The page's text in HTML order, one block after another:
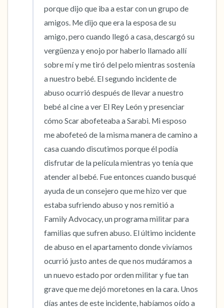
porque dijo que iba a estar con un grupo de
amigos. Me dijo que era la esposa de su
amigo, pero cuando llegó a casa, descargó su
vergüenza y enojo por haberlo llamado allí
sobre mí y me tiró del pelo mientras sostenía
a nuestro bebé. El segundo incidente de
abuso ocurrió después de llevar a nuestro
bebé al cine a ver El Rey León y presenciar
cómo Scar abofeteaba a Sarabi. Mi esposo
me abofeteó de la misma manera de camino a
casa cuando discutimos porque él podía
disfrutar de la película mientras yo tenía que
atender al bebé. Fue entonces cuando busqué
ayuda de un consejero que me hizo ver que
estaba sufriendo abuso y nos remitió a
Family Advocacy, un programa militar para
familias que sufren abuso. El último incidente
de abuso en el apartamento donde vivíamos
ocurrió justo antes de que nos mudáramos a
un nuevo estado por orden militar y fue tan
grave que me dejó moretones en la cara. Unos
días antes de este incidente, habíamos oído a